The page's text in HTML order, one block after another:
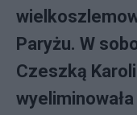
Paryżu. W
Czeszką